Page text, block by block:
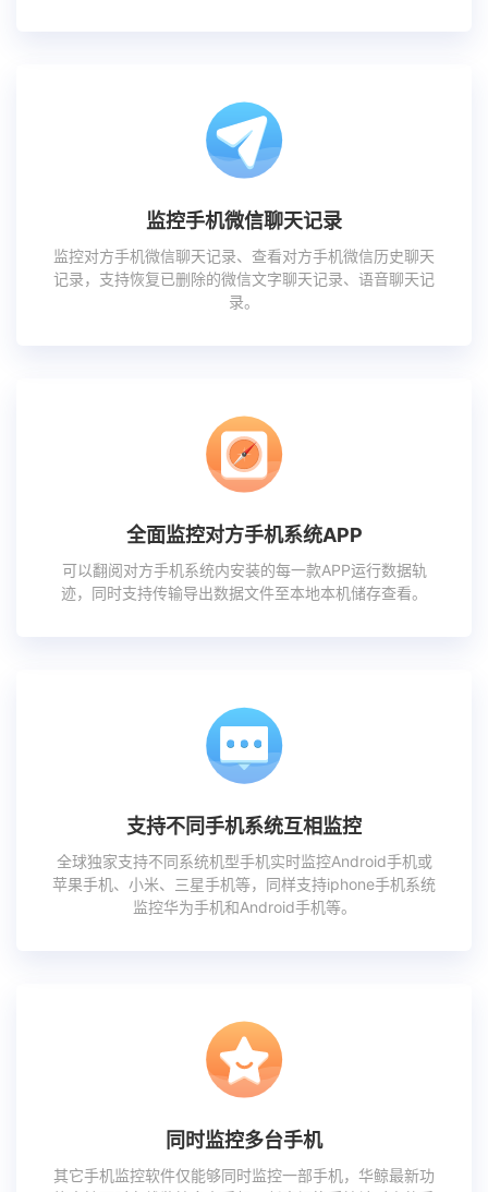
监控手机微信聊天记录
监控对方手机微信聊天记录、查看对方手机微信历史聊天
记录，支持恢复已删除的微信文字聊天记录、语音聊天记
录。
全面监控对方手机系统APP
可以翻阅对方手机系统内安装的每一款APP运行数据轨
迹，同时支持传输导出数据文件至本地本机储存查看。
支持不同手机系统互相监控
全球独家支持不同系统机型手机实时监控Android手机或
苹果手机、小米、三星手机等，同样支持iphone手机系统
监控华为手机和Android手机等。
同时监控多台手机
其它手机监控软件仅能够同时监控一部手机，华鲸最新功